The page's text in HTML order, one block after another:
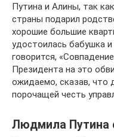
Путина и Алины, так
страны подарил
хорошие большие
удостоилась бабушка
говорится,
Президента на это
ожидаемо, сказав, что
порочащей честь
Людмила Путина